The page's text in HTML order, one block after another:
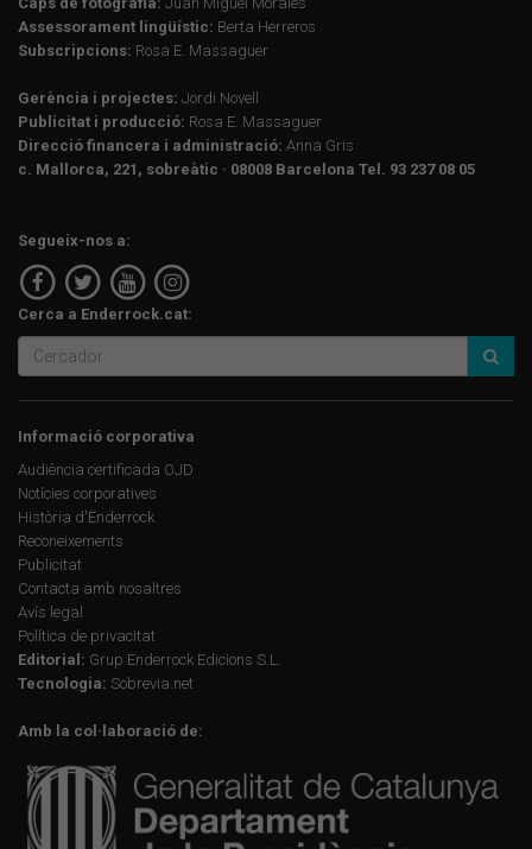
Assessorament lingüístic: Berta Herreros
Subscripcions: Rosa E. Massaguer
Gerència i projectes: Jordi Novell
Publicitat i producció: Rosa E. Massaguer
Direcció financera i administració: Anna Gris
c. Mallorca, 221, sobreàtic · 08008 Barcelona Tel. 93 237 08 05
Segueix-nos a:
Cerca a Enderrock.cat:
Informació corporativa
Audiència certificada OJD
Notícies corporatives
Història d'Enderrock
Reconeixements
Publicitat
Contacta amb nosaltres
Avís legal
Política de privacitat
Editorial: Grup Enderrock Edicions S.L.
Tecnologia: Sobrevia.net
Amb la col·laboració de: